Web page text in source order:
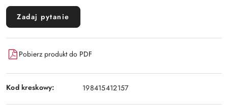
Zadaj pytanie
Pobierz produkt do PDF
Kod kreskowy: 198415412157